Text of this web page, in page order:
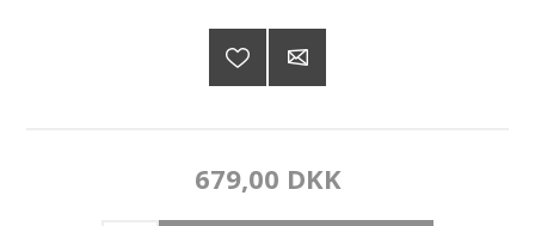
679,00 DKK